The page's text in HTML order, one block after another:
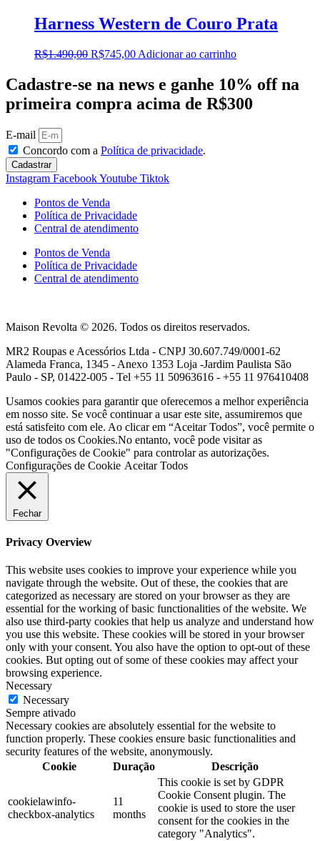
Harness Western de Couro Prata
R$1.490,00 R$745,00 Adicionar ao carrinho
Cadastre-se na news e ganhe 10% off na
primeira compra acima de R$300
E-mail
Concordo com a Política de privacidade.
Cadastrar
Instagram FacebookYoutube Tiktok
Pontos de Venda
Política de Privacidade
Central de atendimento
Pontos de Venda
Política de Privacidade
Central de atendimento
Maison Revolta © 2026. Todos os direitos reservados.
MR2 Roupas e Acessórios Ltda - CNPJ 30.607.749/0001-62
Alameda Franca, 1345 - Anexo 1353 Loja -Jardim Paulista São
Paulo - SP, 01422-005 - Tel +55 11 50963616 - +55 11 976410408
Usamos cookies para garantir que oferecemos a melhor experiência
em nosso site. Se você continuar a usar este site, assumiremos que
está satisfeito com ele. Ao clicar em “Aceitar Todos”, você permite o
uso de todos os Cookies.No entanto, você pode visitar as
"Configurações de Cookie" para controlar as autorizações.
Configurações de Cookie Aceitar Todos
Fechar
Privacy Overview
This website uses cookies to improve your experience while you
navigate through the website. Out of these, the cookies that are
categorized as necessary are stored on your browser as they are
essential for the working of basic functionalities of the website. We
also use third-party cookies that help us analyze and understand how
you use this website. These cookies will be stored in your browser
only with your consent. You also have the option to opt-out of these
cookies. But opting out of some of these cookies may affect your
browsing experience.
Necessary
Necessary
Sempre ativado
Necessary cookies are absolutely essential for the website to
function properly. These cookies ensure basic functionalities and
security features of the website, anonymously.
Cookie
Duração Descrição
cookielawinfo-
checkbox-analytics
11
months
This cookie is set by GDPR
Cookie Consent plugin. The
cookie is used to store the user
consent for the cookies in the
category "Analytics".